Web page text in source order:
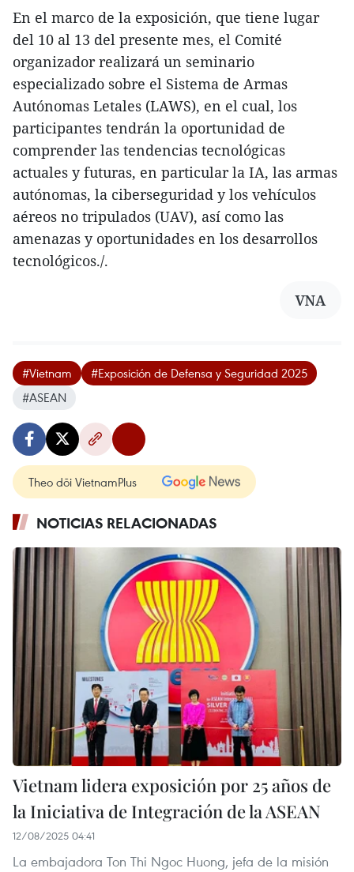
En el marco de la exposición, que tiene lugar
del 10 al 13 del presente mes, el Comité
organizador realizará un seminario
especializado sobre el Sistema de Armas
Autónomas Letales (LAWS), en el cual, los
participantes tendrán la oportunidad de
comprender las tendencias tecnológicas
actuales y futuras, en particular la IA, las armas
autónomas, la ciberseguridad y los vehículos
aéreos no tripulados (UAV), así como las
amenazas y oportunidades en los desarrollos
tecnológicos./.
VNA
#Vietnam
#Exposición de Defensa y Seguridad 2025
#ASEAN
Theo dõi VietnamPlus
NOTICIAS RELACIONADAS
Vietnam lidera exposición por 25 años de
la Iniciativa de Integración de la ASEAN
12/08/2025 04:41
La embajadora Ton Thi Ngoc Huong, jefa de la misión